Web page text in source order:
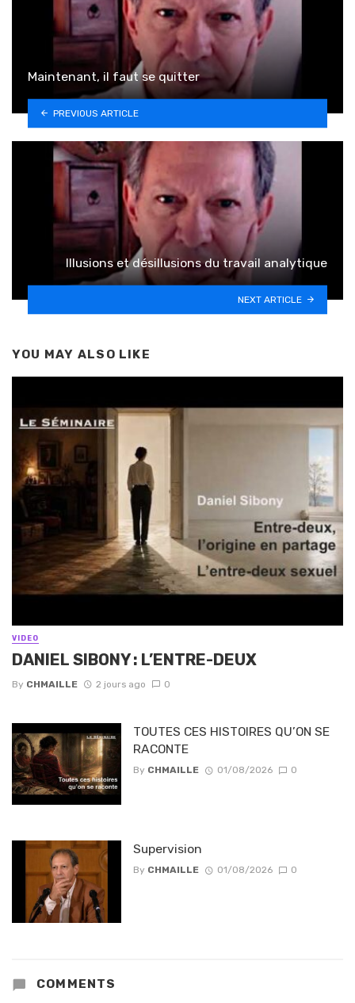
Maintenant, il faut se quitter
PREVIOUS ARTICLE
Illusions et désillusions du travail analytique
NEXT ARTICLE
YOU MAY ALSO LIKE
VIDEO
DANIEL SIBONY : L’ENTRE-DEUX
By CHMAILLE 2 jours ago 0
TOUTES CES HISTOIRES QU’ON SE
RACONTE
By CHMAILLE 01/08/2026 0
Supervision
By CHMAILLE 01/08/2026 0
COMMENTS